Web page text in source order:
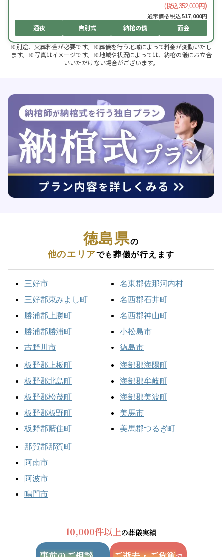
(税込352,000円)
通常価格 税込517,000円
通夜 告別式 納棺の儀 面会
※別途、火葬料金が必要です。※葬儀を行う地域によって料金が変動いたし
ます。※写真はイメージです。※地域や状況によっては、納棺の儀にお立合
いいただけない場合がございます。
徳島県の
他のエリアでも葬儀が行えます
三好市
三好郡東みよし町
勝浦郡上勝町
勝浦郡勝浦町
吉野川市
名東郡佐那河内村
名西郡石井町
名西郡神山町
小松島市
徳島市
板野郡上板町
板野郡北島町
板野郡松茂町
板野郡板野町
板野郡藍住町
海部郡海陽町
海部郡牟岐町
海部郡美波町
美馬市
美馬郡つるぎ町
那賀郡那賀町
阿南市
阿波市
鳴門市
10,000件以上の葬儀実績